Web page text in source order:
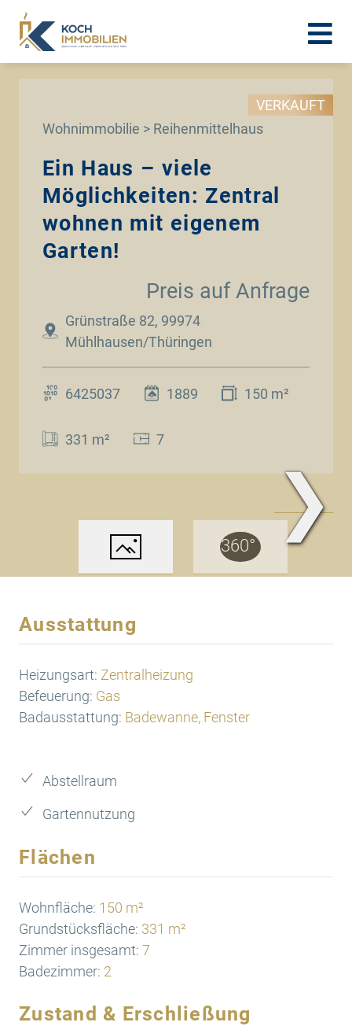
Wohnimmobilie > Reihenmittelhaus
VERKAUFT
Ein Haus – viele
Möglichkeiten: Zentral
wohnen mit eigenem
Garten!
Grünstraße 82, 99974
Mühlhausen/Thüringen
Preis auf Anfrage
6425037 1889 150 m²
331 m² 7
❯
Ausstattung
Heizungsart: Zentralheizung
Befeuerung: Gas
Badausstattung: Badewanne, Fenster
Abstellraum
Gartennutzung
Flächen
Wohnfläche: 150 m²
Grundstücksfläche: 331 m²
Zimmer insgesamt: 7
Badezimmer: 2
Zustand & Erschließung